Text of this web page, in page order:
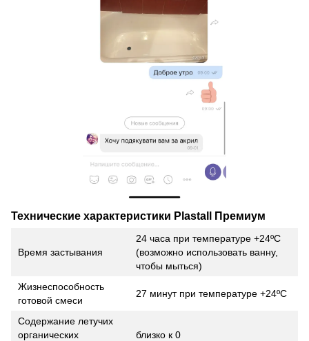
Технические характеристики Plastall Премиум
Время застывания
24 часа при температуре +24ºC
(возможно использовать ванну,
чтобы мыться)
Жизнеспособность
готовой смеси
27 минут при температуре +24ºC
Содержание летучих
органических
близко к 0